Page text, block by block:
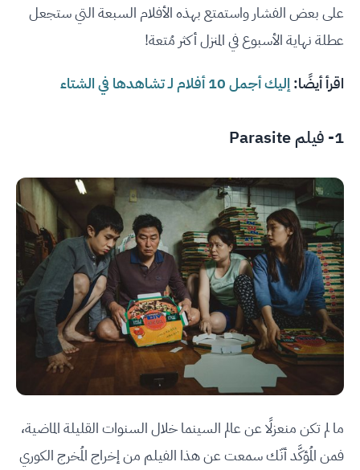
على بعض الفشار واستمتع بهذه الأفلام السبعة التي ستجعل
عطلة نهاية الأسبوع في المنزل أكثر مُتعة!
اقرأ أيضًا: إليك أجمل 10 أفلام لـ تشاهدها في الشتاء
1- فيلم Parasite
ما لم تكن منعزلًا عن عالم السينما خلال السنوات القليلة الماضية،
فمن المُؤكَّد أنّك سمعت عن هذا الفيلم من إخراج المُخرج الكوري